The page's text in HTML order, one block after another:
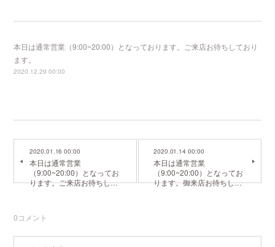
本日は通常営業（9:00~20:00）となっております。ご来店お待ちしており
ます。
2020.12.29 00:00
2020.01.16 00:00
本日は通常営業
（9:00~20:00）となってお
ります。ご来店お待ちし…
2020.01.14 00:00
本日は通常営業
（9:00~20:00）となってお
ります。御来店お待ちし…
0コメント